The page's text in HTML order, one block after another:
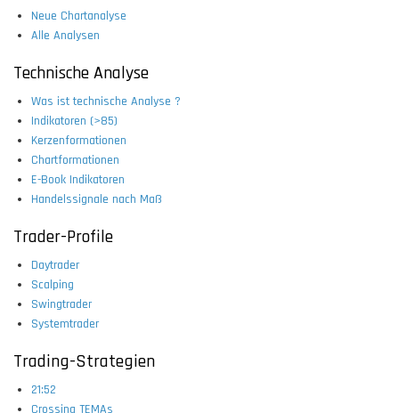
Neue Chartanalyse
Alle Analysen
Technische Analyse
Was ist technische Analyse ?
Indikatoren (>85)
Kerzenformationen
Chartformationen
E-Book Indikatoren
Handelssignale nach Maß
Trader-Profile
Daytrader
Scalping
Swingtrader
Systemtrader
Trading-Strategien
21:52
Crossing TEMAs